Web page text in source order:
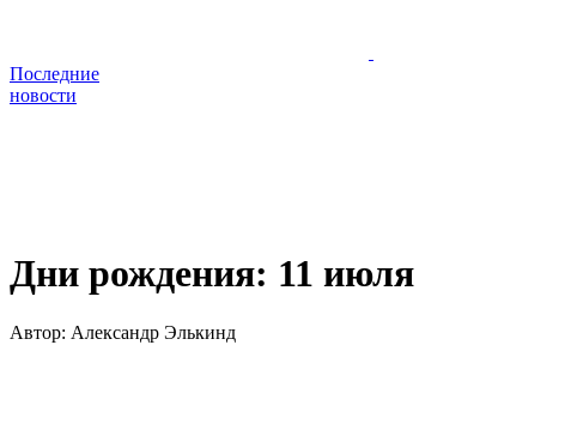
Последние
новости
Дни рождения: 11 июля
Автор: Александр Элькинд